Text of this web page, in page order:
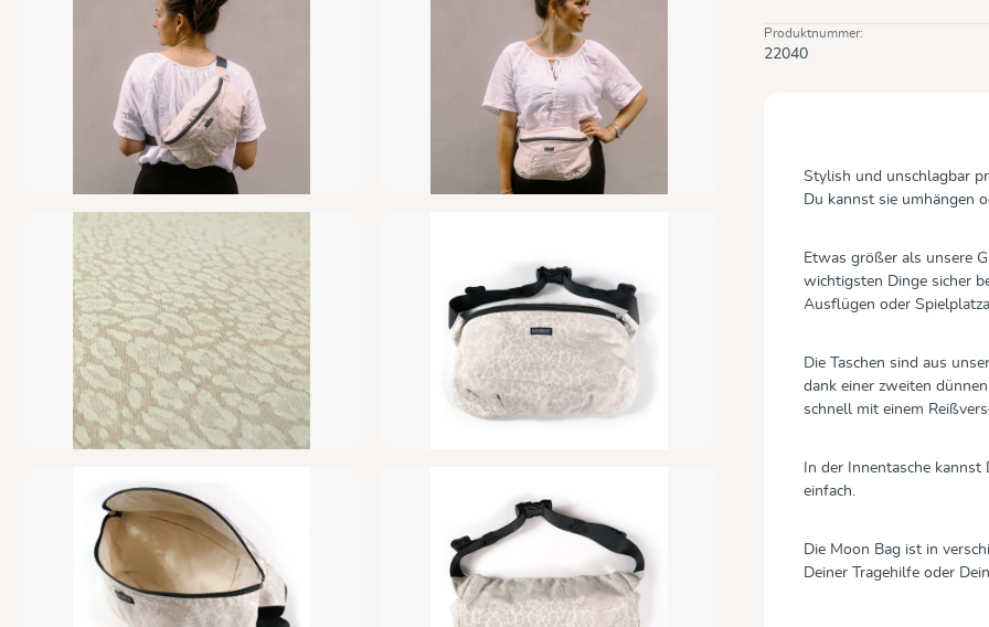
Produktnummer:
22040
Stylish und unschlagbar
Du kannst sie umhängen
Etwas größer als unsere
wichtigsten Dinge sicher
Ausflügen oder
Die Taschen sind aus
dank einer zweiten
schnell mit einem
In der Innentasche
einfach.
Die Moon Bag ist in
Deiner Tragehilfe oder